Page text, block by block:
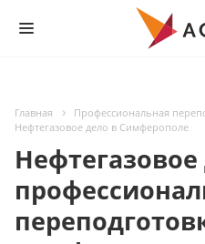
Главная Профессиональная
Нефтегазовое дело в Симферополе